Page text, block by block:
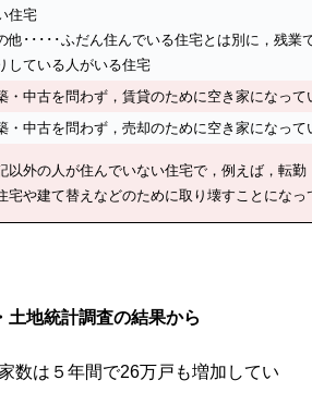
住宅
他･････ふだん住んでいる住宅とは別に，残
している人がいる住宅
・中古を問わず，賃貸のために空き家になって
・中古を問わず，売却のために空き家になって
以外の人が住んでいない住宅で，例えば，転
宅や建て替えなどのために取り壊すことになっ
土地統計調査の結果から
数は５年間で26万戸も増加してい